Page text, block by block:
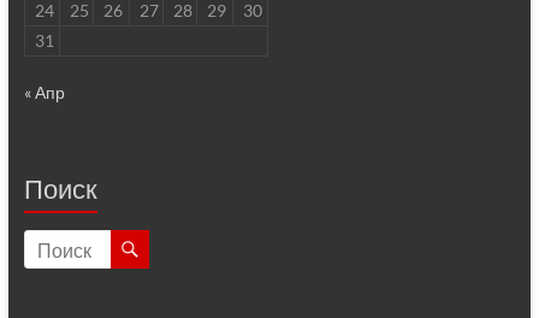
24
25 26 27 28 29
30
31
« Апр
Поиск